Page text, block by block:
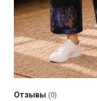
Отзывы (0)